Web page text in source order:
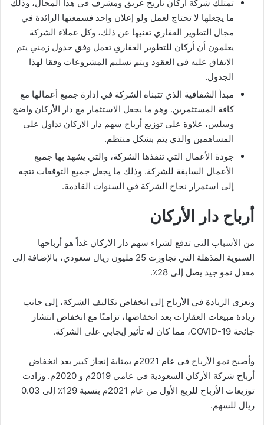
تمتلك شركة أركان تاريخ عريق ومشرف في هذا المجال، وذلك
ما يجعلها لا تحتاج لعمل ولو إعلان واحد فسمعتها الرائدة في
مجال التطوير العقاري تغنيها عن ذلك، وكل عملاء الشركة
يعلمون أن أركان للتطوير العقاري تعمل وفق جدول زمني يتم
الاتفاق عليه في العقود ويتم تسليم المشروعات وفقا لهذا
الجدول.
مبدأ الشفافية الذي تتبناه الشركة في إدارة جميع أعمالها مع
كافة المستثمرين. وهو ما يجعل الاستثمار مع دار الأركان واضح
وسلس، علاوة على توزيع أرباح سهم دار الاركان تداول على
المساهمين والذي يتم بشكل منتظم.
جودة الأعمال التي تنفذها الشركة، والتي يشهد بها جميع
الأعمال السابقة للشركة. وذلك ما يجعل جميع التوقعات تتجه
إلى استمرار نجاح الشركة في السنوات القادمة.
أرباح دار الأركان
من الأسباب التي تدفع لشراء سهم دار الاركان غداً هو أرباحها
السنوية المذهلة التي تجاوزت 25 مليون ريال سعودي، بالإضافة إلى
معدل نمو جيد يصل إلى 28٪.
وتعزى الزيادة في الأرباح إلى انخفاض تكاليف الشركة، إلى جانب
زيادة مبيعات العقارات بعد انخفاضها، تزامنًا مع انخفاض انتشار
جائحة COVID-19، مما كان له تأثير إيجابي على الشركة.
وأصبح نمو الأرباح في عام 2021م بمثابة إنجاز كبير بعد انخفاض
أرباح شركة الأركان السعودية في عامي 2019م و 2020م. وزادت
توزيعات الأرباح للربع الأول من عام 2021م بنسبة 129٪ إلى 0.03
ريال للسهم.